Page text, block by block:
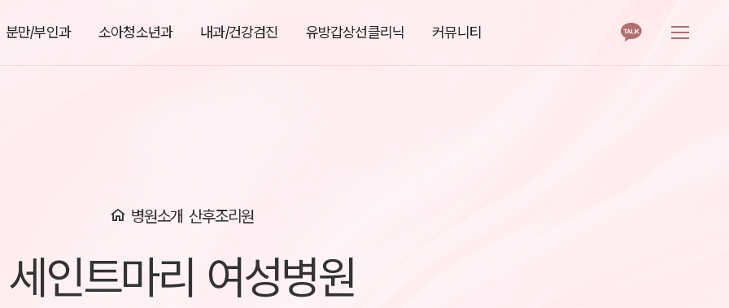
분만/부인과 소아청소년과 내과/건강검진 유방갑상선클리닉 커뮤니티
병원소개 산후조리원
세인트마리 여성병원